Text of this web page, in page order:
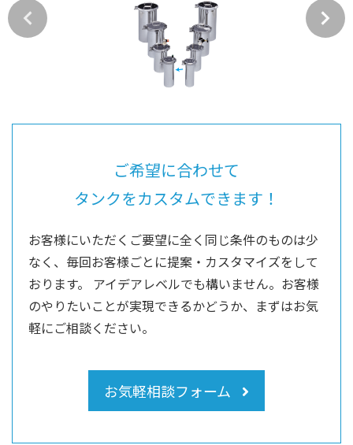
ご希望に合わせて
タンクをカスタムできます！
お客様にいただくご要望に全く同じ条件のものは少
なく、毎回お客様ごとに提案・カスタマイズをして
おります。 アイデアレベルでも構いません。お客様
のやりたいことが実現できるかどうか、まずはお気
軽にご相談ください。
お気軽相談フォーム